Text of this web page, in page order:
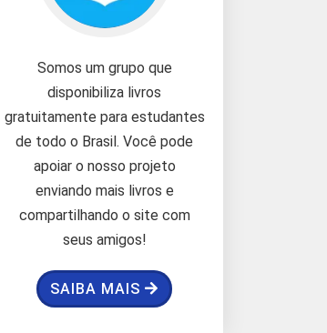
Somos um grupo que
disponibiliza livros
gratuitamente para estudantes
de todo o Brasil. Você pode
apoiar o nosso projeto
enviando mais livros e
compartilhando o site com
seus amigos!
SAIBA MAIS